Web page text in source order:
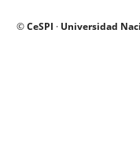
©CeSPI · Universidad